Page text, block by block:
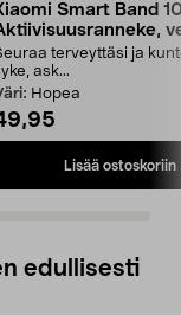
Smart Band
terveyttäsi ja
ask...
Hopea
Lisää ostoskoriin
edullisesti